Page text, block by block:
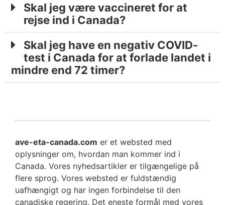
Skal jeg være vaccineret for at
rejse ind i Canada?
Skal jeg have en negativ COVID-
test i Canada for at forlade landet i
mindre end 72 timer?
ave-eta-canada.com er et websted med
oplysninger om, hvordan man kommer ind i
Canada. Vores nyhedsartikler er tilgængelige på
flere sprog. Vores websted er fuldstændig
uafhængigt og har ingen forbindelse til den
canadiske regering. Det eneste formål med vores